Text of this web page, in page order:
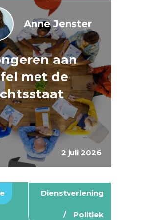
2 juli 2026
Anne Jenster
aan
met de
Dienstverlening
Politiek